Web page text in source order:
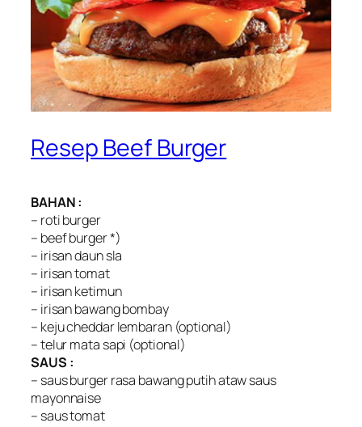
Resep Beef Burger
BAHAN :
– roti burger
– beef burger *)
– irisan daun sla
– irisan tomat
– irisan ketimun
– irisan bawang bombay
– keju cheddar lembaran (optional)
– telur mata sapi (optional)
SAUS :
– saus burger rasa bawang putih ataw saus
mayonnaise
– saus tomat